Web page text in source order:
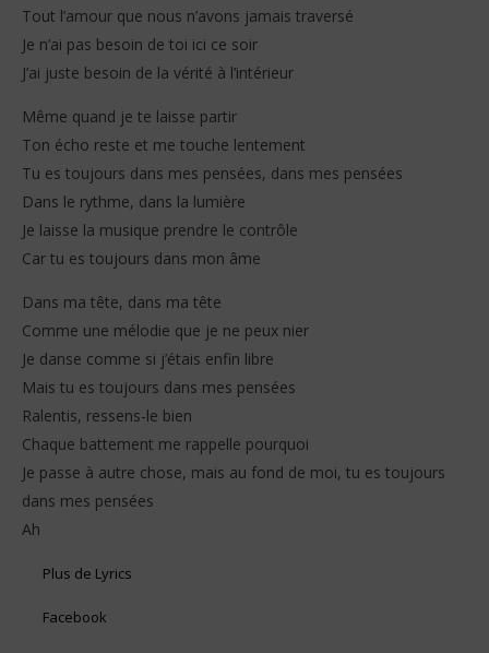
Tout l’amour que nous n’avons jamais traversé
Je n’ai pas besoin de toi ici ce soir
J’ai juste besoin de la vérité à l’intérieur
Même quand je te laisse partir
Ton écho reste et me touche lentement
Tu es toujours dans mes pensées, dans mes pensées
Dans le rythme, dans la lumière
Je laisse la musique prendre le contrôle
Car tu es toujours dans mon âme
Dans ma tête, dans ma tête
Comme une mélodie que je ne peux nier
Je danse comme si j’étais enfin libre
Mais tu es toujours dans mes pensées
Ralentis, ressens-le bien
Chaque battement me rappelle pourquoi
Je passe à autre chose, mais au fond de moi, tu es toujours
dans mes pensées
Ah
Plus de Lyrics
Facebook